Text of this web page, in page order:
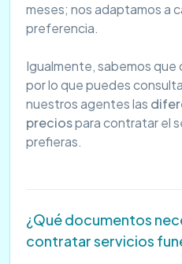
meses; nos adaptamos a
preferencia.
Igualmente, sabemos
por lo que puedes
nuestros agentes las
preciospara contratar el
prefieras.
¿Qué documentos
contratar servicios